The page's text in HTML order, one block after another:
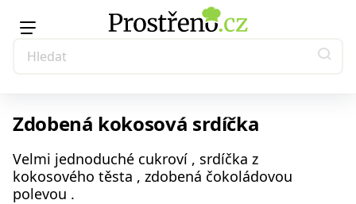
Zdobená kokosová srdíčka
Velmi jednoduché cukroví , srdíčka z
kokosového těsta , zdobená čokoládovou
polevou .